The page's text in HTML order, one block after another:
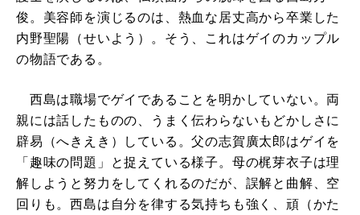
俊。美容師を演じるのは、熱血な居丈高から卒業した
内野聖陽（せいよう）。そう、これはゲイのカップル
の物語である。
西島は職場でゲイであることを明かしていない。両
親には話したものの、うまく伝わらないもどかしさに
辟易（へきえき）している。父の志賀廣太郎はゲイを
「趣味の問題」と捉えている様子。母の梶芽衣子は理
解しようと努力をしてくれるのだが、誤解と曲解、空
回りも。西島は自分を律する気持ちも強く、頑（かた